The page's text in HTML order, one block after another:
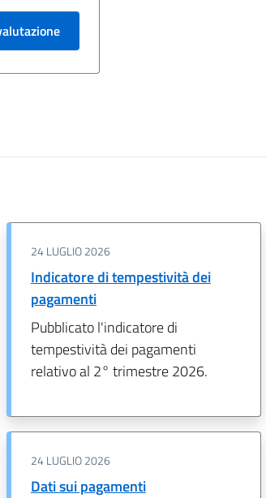
24 LUGLIO 2026
Indicatore di tempestività dei
pagamenti
Pubblicato l'indicatore di
tempestività dei pagamenti
relativo al 2° trimestre 2026.
24 LUGLIO 2026
Dati sui pagamenti